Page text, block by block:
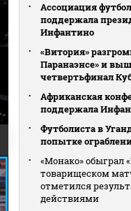
Ассоциация
поддержала
Инфантино
«Витория»
Паранаэнсе» и
четвертьфинал
Африканская
поддержала
Футболиста в
попытке
«Монако» обыграл
товарищеском
отметился
действиями